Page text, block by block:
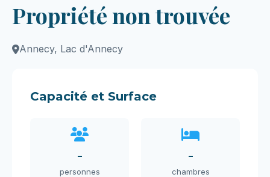
Propriété non trouvée
Annecy, Lac d'Annecy
Capacité et Surface
-
personnes
-
chambres